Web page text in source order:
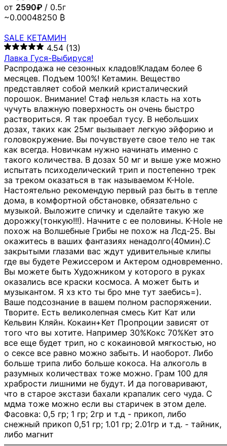
от 2590₽ / 0.5г
~0.00048250 ₿
SALE КЕТАМИН
4.54 (13)
Лавка Гуся-Выбируся!
Распродажа не сезонных кладов!Кладам более 6
месяцев. Подъем 100%! Кетамин. Вещество
представляет собой мелкий кристалический
порошок. Внимание! Стаф нельзя класть на хоть
чучуть влажную поверхность он очень быстро
раствориться. Я так проебал тусу. В небольших
дозах, таких как 25мг вызывает легкую эйфорию и
головокружение. Вы почувствуете свое тело не так
как всегда. Новичкам нужно начинать именно с
такого количества. В дозах 50 мг и выше уже можно
испытать психоделический трип и постепенно трек
за треком оказаться в так называемом К-Hole.
Настоятельно рекомендую первый раз быть в тепле
дома, в комфортной обстановке, обязательно с
музыкой. Выложите спичку и сделайте такую же
дорожку(тонкую!!!). Начните с ее половины. K-Hole не
похож на Волшебные Грибы не похож на Лсд-25. Вы
окажитесь в ваших фантазиях ненадолго(40мин).С
закрытыми глазами вас ждут удивительные клипы
где вы будете Режиссером и Актером одновременно.
Вы можете быть Художником у которого в руках
оказались все краски космоса. А может быть и
музыкантом. Я хз кто ты бро мне тут заебись=).
Ваше подсознание в вашем полном распоряжении.
Творите. Есть великолепная смесь Кит Кат или
Кельвин Кляйн. Кокаин+Кет Пропроции зависят от
того что вы хотите. Например 30%Кокс 70%Кет это
все еще будет трип, но с кокаиновой мягкостью, но
о сексе все равно можно забыть. И наоборот. Либо
больше трипа либо больше кокоса. На алкоголь в
разумных количествах тоже можно. Грам 100 для
храбрости лишними не будут. И да поговаривают,
что в старое экстази бахали крапалик сего чуда. С
мдма тоже можно если вы старичек в этом деле.
Фасовка: 0,5 гр; 1 гр; 2гр и т.д - прикоп, либо
снежный прикоп 0,51 гр; 1.01 гр; 2.01гр и т.д. - тайник,
либо магнит